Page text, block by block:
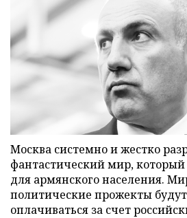
Москва системно и жестко
фантастический мир,
для армянского населения.
политические прожекты будут
оплачиваться за счет